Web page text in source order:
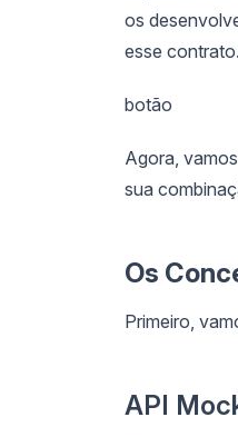
os
esse contrato.
botão
Agora,
sua
Os
Primeiro,
API